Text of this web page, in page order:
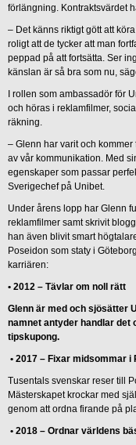
förlängning. Kontraktsvärdet
– Det känns riktigt gött att
roligt att de tycker att man
peppad på att fortsätta. Ser
känslan är så bra som nu,
I rollen som ambassadör för
och höras i reklamfilmer,
räkning.
– Glenn har varit och
av vår kommunikation. Med
egenskaper som passar
Sverigechef på Unibet.
Under årens lopp har Glenn
reklamfilmer samt skrivit
han även blivit smart
Poseidon som staty i
karriären:
• 2012 – Tävlar om noll rätt
Glenn är med och sjösätter
namnet antyder handlar det
tipskupong.
• 2017 – Fixar midsommar i
Tusentals svenskar reser till
Mästerskapet krockar med
genom att ordna firande på
• 2018 – Ordnar världens